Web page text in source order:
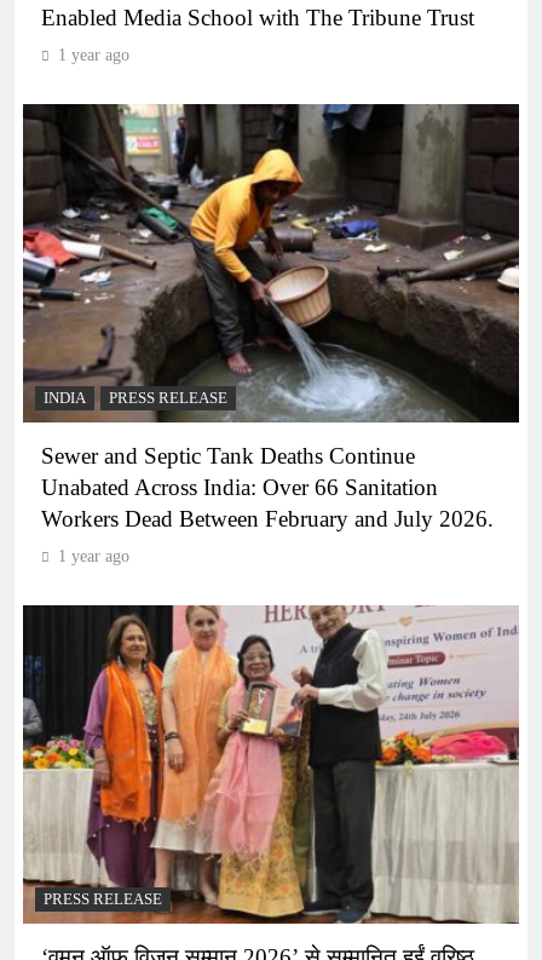
Enabled Media School with The Tribune Trust
1 year ago
INDIA PRESS RELEASE
Sewer and Septic Tank Deaths Continue
Unabated Across India: Over 66 Sanitation
Workers Dead Between February and July 2026.
1 year ago
PRESS RELEASE